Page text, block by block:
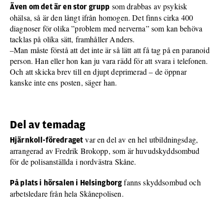
Även om det är en stor grupp som drabbas av psykisk
ohälsa, så är den långt ifrån homogen. Det finns cirka 400
diagnoser för olika ”problem med nerverna” som kan behöva
tacklas på olika sätt, framhåller Anders.
–Man måste förstå att det inte är så lätt att få tag på en paranoid
person. Han eller hon kan ju vara rädd för att svara i telefonen.
Och att skicka brev till en djupt deprimerad – de öppnar
kanske inte ens posten, säger han.
Del av temadag
Hjärnkoll-föredraget var en del av en hel utbildningsdag,
arrangerad av Fredrik Brokopp, som är huvudskyddsombud
för de polisanställda i nordvästra Skåne.
På plats i hörsalen i Helsingborg fanns skyddsombud och
arbetsledare från hela Skånepolisen.